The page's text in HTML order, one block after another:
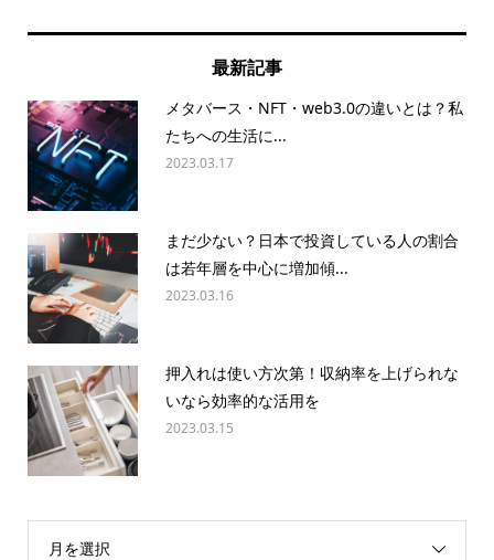
最新記事
メタバース・NFT・web3.0の違いとは？私
たちへの生活に...
2023.03.17
まだ少ない？日本で投資している人の割合
は若年層を中心に増加傾...
2023.03.16
押入れは使い方次第！収納率を上げられな
いなら効率的な活用を
2023.03.15
月を選択